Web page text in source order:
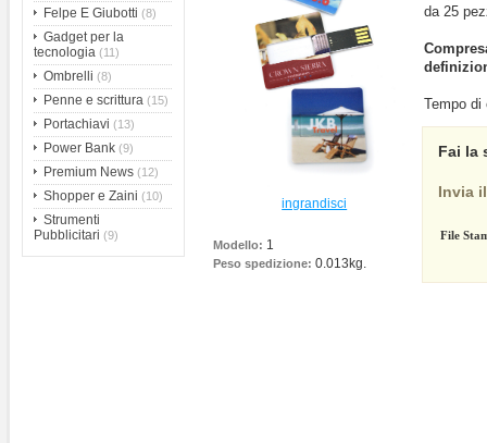
ingrandisci
Modello: 1
Peso spedizione: 0.013kg.
da 25
Tempo
Fai la
Invia
File
Felpe E Giubotti (8)
Gadget per la
tecnologia (11)
Ombrelli (8)
Penne e scrittura (15)
Portachiavi (13)
Power Bank(9)
Premium News(12)
Shopper e Zaini (10)
Strumenti
Pubblicitari (9)